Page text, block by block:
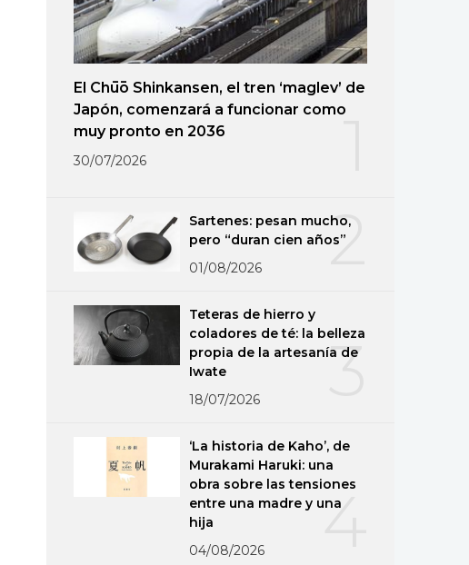
El Chūō Shinkansen, el tren ‘maglev’ de
Japón, comenzará a funcionar como
muy pronto en 2036
30/07/2026
2
Sartenes: pesan mucho,
pero “duran cien años”
01/08/2026
3
Teteras de hierro y
coladores de té: la belleza
propia de la artesanía de
Iwate
18/07/2026
4
‘La historia de Kaho’, de
Murakami Haruki: una
obra sobre las tensiones
entre una madre y una
hija
04/08/2026